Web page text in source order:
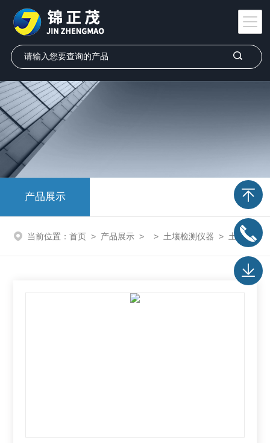
产品展示
当前位置： 首页 > 产品展示 > > 土壤检测仪器 > 土壤信息采集评估系统V1.0